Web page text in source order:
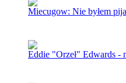
Miecugow: Nie byłem
Eddie "Orzeł" Edwards -